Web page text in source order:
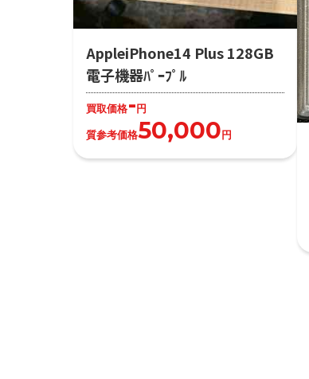
AppleiPhone14 Plus 128GB
電子機器ﾊﾟｰﾌﾟﾙ
買取価格-円
質参考価格50,000円